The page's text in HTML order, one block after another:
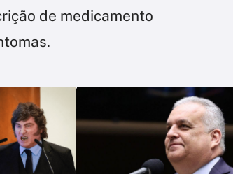
de medicamento